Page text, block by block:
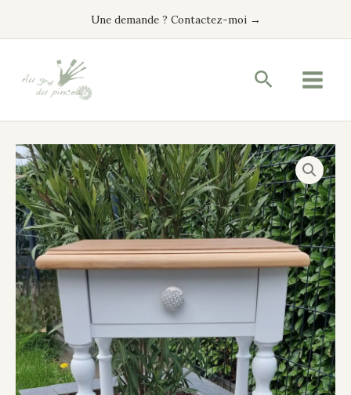
Une demande ? Contactez-moi →